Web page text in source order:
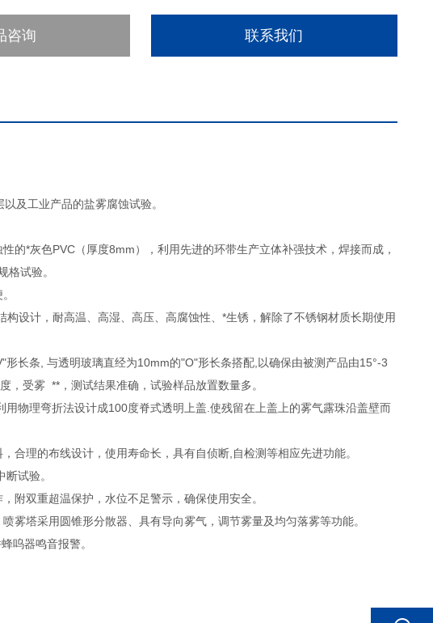
咨询 联系我们
及工业产品的盐雾腐蚀试验。
的*灰色PVC（厚度8mm），利用先进的环带生产立体补强技术，焊接而成，
格试验。
设计，耐高温、高湿、高压、高腐蚀性、*生锈，解除了不锈钢材质长期使用
长条, 与透明玻璃直经为10mm的"O"形长条搭配,以确保由被测产品由15°-3
，受雾 **，测试结果准确，试验样品放置数量多。
物理弯折法设计成100度脊式透明上盖.使残留在上盖上的雾气露珠沿盖壁而
合理的布线设计，使用寿命长，具有自侦断,自检测等相应先进功能。
试验。
附双重超温保护，水位不足警示，确保使用安全。
雾塔采用圆锥形分散器、具有导向雾气，调节雾量及均匀落雾等功能。
呜器鸣音报警。